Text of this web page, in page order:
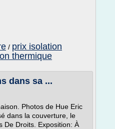
/ prix isolation
thermique
dans sa ...
Photos de Hue Eric
dans la couverture, le
De Droits. Exposition: À